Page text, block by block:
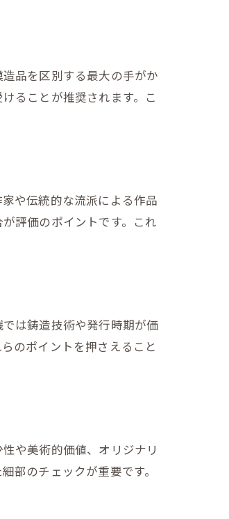
品を区別する最大の手がか
ることが推奨されます。こ
や伝統的な流派による作品
評価のポイントです。これ
は鋳造技術や発行時期が価
のポイントを押さえること
や美術的価値、オリジナリ
部のチェックが重要です。